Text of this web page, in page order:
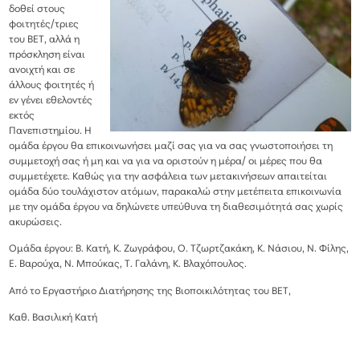
δοθεί στους
φοιτητές/τριες
του ΒΕΤ, αλλά η
πρόσκληση είναι
ανοιχτή και σε
άλλους φοιτητές ή
εν γένει εθελοντές
εκτός
Πανεπιστημίου. Η
ομάδα έργου θα επικοινωνήσει μαζί σας για να σας γνωστοποιήσει τη
συμμετοχή σας ή μη και να για να οριστούν η μέρα/ οι μέρες που θα
συμμετέχετε. Καθώς για την ασφάλεια των μετακινήσεων απαιτείται
ομάδα δύο τουλάχιστον ατόμων, παρακαλώ στην μετέπειτα επικοινωνία
με την ομάδα έργου να δηλώνετε υπεύθυνα τη διαθεσιμότητά σας χωρίς
ακυρώσεις.
Ομάδα έργου: Β. Κατή, Κ. Ζωγράφου, Ο. Τζωρτζακάκη, Κ. Νάσιου, Ν. Φίλης,
Ε. Βαρούχα, Ν. Μπούκας, Τ. Γαλάνη, Κ. Βλαχόπουλος.
Από το Εργαστήριο Διατήρησης της Βιοποικιλότητας του ΒΕΤ,
Καθ. Βασιλική Κατή